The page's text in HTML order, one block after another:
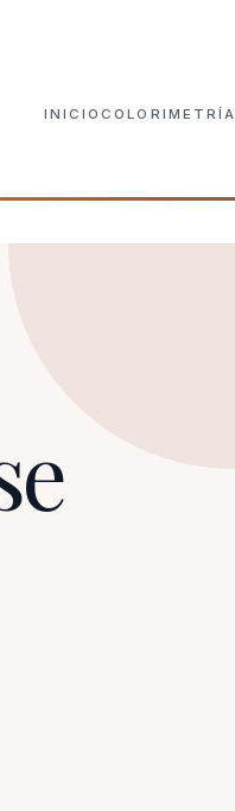
INICIOCOLORIMETRÍA